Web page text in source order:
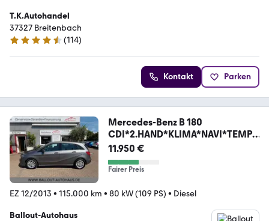
T.K.Autohandel
37327 Breitenbach
4.5 Sterne
(114)
Kontakt Parken
Mercedes-Benz B 180
CDI*2.HAND*KLIMA*NAVI*TEMP*
AHK*SHZ*BT*PDC*
11.950 €
Fairer Preis
EZ 12/2013 • 115.000 km • 80 kW (109 PS) • Diesel
Ballout-Autohaus